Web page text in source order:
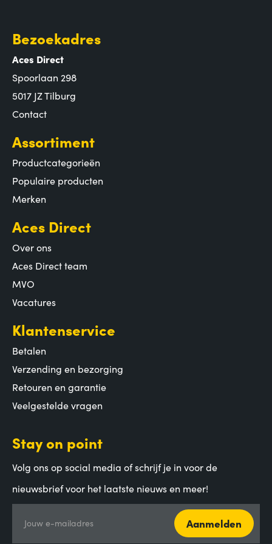
Bezoekadres
Aces Direct
Spoorlaan 298
5017 JZ Tilburg
Contact
Assortiment
Productcategorieën
Populaire producten
Merken
Aces Direct
Over ons
Aces Direct team
MVO
Vacatures
Klantenservice
Betalen
Verzending en bezorging
Retouren en garantie
Veelgestelde vragen
Stay on point
Volg ons op social media of schrijf je in voor de
nieuwsbrief voor het laatste nieuws en meer!
Jouw e-mailadres Aanmelden